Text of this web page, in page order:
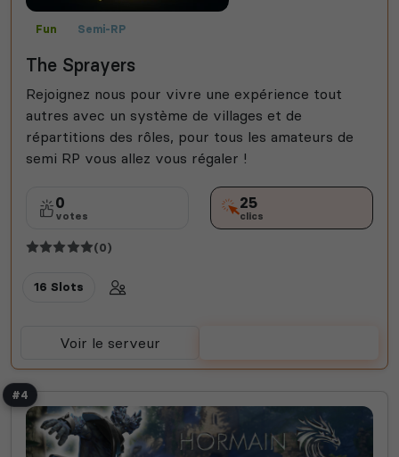
Fun Semi-RP
The Sprayers
Rejoignez nous pour vivre une expérience tout
autres avec un système de villages et de
répartitions des rôles, pour tous les amateurs de
semi RP vous allez vous régaler !
0
votes
25
clics
(0)
16 Slots
Voir le serveur
#4